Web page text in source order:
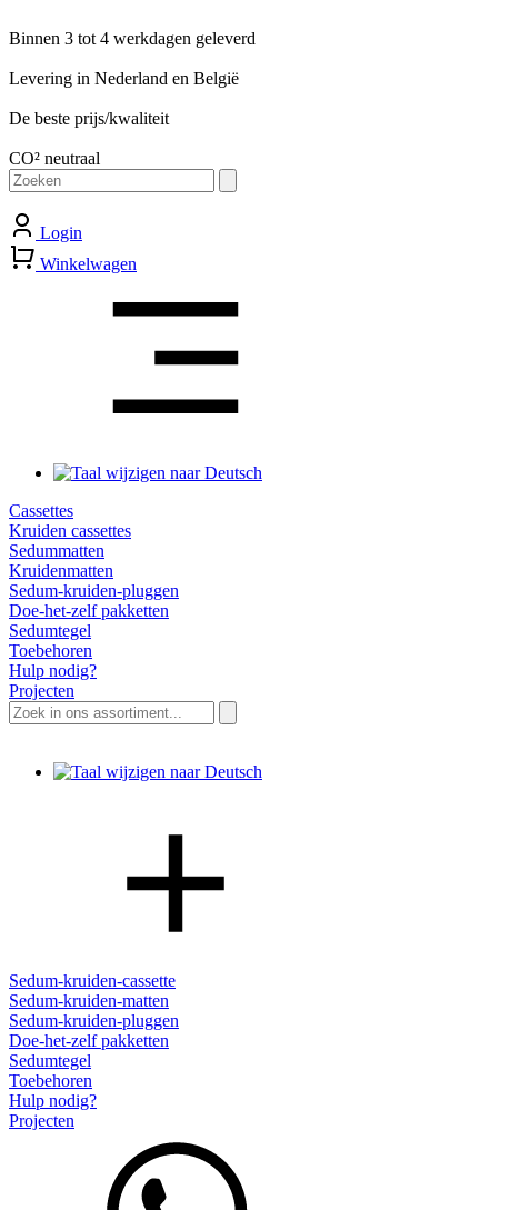
Binnen 3 tot 4 werkdagen geleverd
Levering in Nederland en België
De beste prijs/kwaliteit
CO² neutraal
Zoeken
naar:
Login
Winkelwagen
Cassettes
Kruiden cassettes
Sedummatten
Kruidenmatten
Sedum-kruiden-pluggen
Doe-het-zelf pakketten
Sedumtegel
Toebehoren
Hulp nodig?
Projecten
Zoeken
naar:
Sedum-kruiden-cassette
Sedum-kruiden-matten
Sedum-kruiden-pluggen
Doe-het-zelf pakketten
Sedumtegel
Toebehoren
Hulp nodig?
Projecten